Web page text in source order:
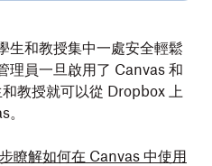
生和教授集中一處安全輕鬆
理員一旦啟用了 Canvas 和
教授就可以從 Dropbox 上
瞭解如何在 Canvas 中使用